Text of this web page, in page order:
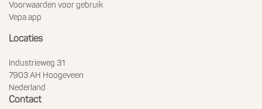
Voorwaarden voor gebruik
Vepa.app
Locaties
Industrieweg 31
7903 AH Hoogeveen
Nederland
Contact